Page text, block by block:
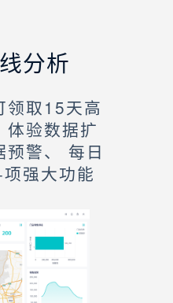
分析
领取15天高
体验数据扩
预警、 每日
强大功能